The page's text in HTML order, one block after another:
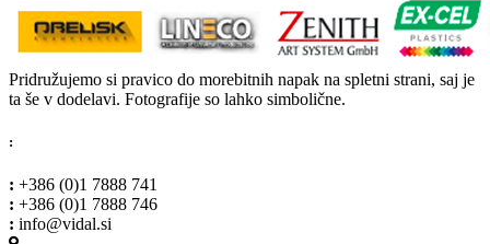
Pridružujemo si pravico do morebitnih napak na spletni strani, saj je
ta še v dodelavi. Fotografije so lahko simbolične.
:
: +386 (0)1 7888 741
: +386 (0)1 7888 746
: info@vidal.si